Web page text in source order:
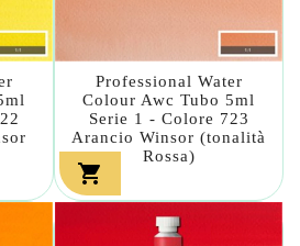
Professional Water
Colour Awc Tubo 5ml
Serie 1 - Colore 723
Arancio Winsor (tonalità
Rossa)
